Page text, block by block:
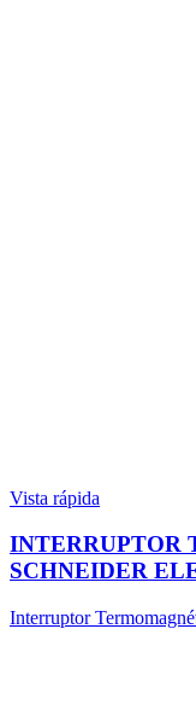
Vista rápida
INTERRUPTOR
SCHNEIDER
Interruptor